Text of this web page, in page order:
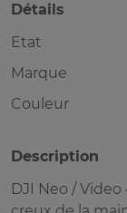
Détails
Etat
Marque
Couleur
Description
DJI Neo /